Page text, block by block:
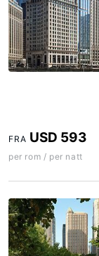
FRA USD 593
per rom / per natt